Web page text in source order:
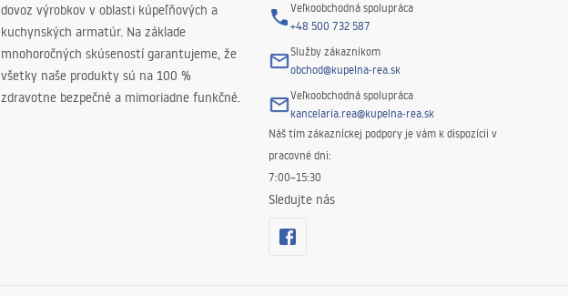
dovoz výrobkov v oblasti kúpeľňových a
kuchynských armatúr. Na základe
mnohoročných skúseností garantujeme, že
všetky naše produkty sú na 100 %
zdravotne bezpečné a mimoriadne funkčné.
Veľkoobchodná spolupráca
+48 500 732 587
Služby zákazníkom
obchod@kupelna-rea.sk
Veľkoobchodná spolupráca
kancelaria.rea@kupelna-rea.sk
Náš tím zákazníckej podpory je vám k dispozícii v
pracovné dni:
7:00–15:30
Sledujte nás